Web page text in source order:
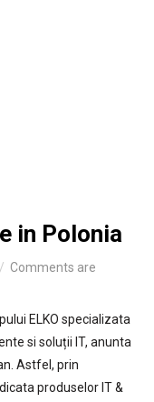
in Polonia
Comments are
ELKO specializata
si soluții IT, anunta
Astfel, prin
produselor IT &